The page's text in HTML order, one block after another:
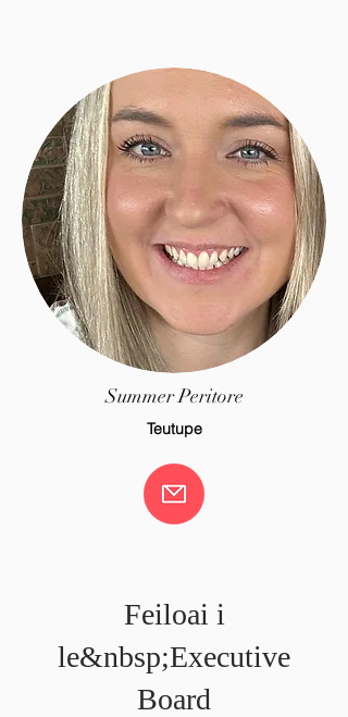
Summer Peritore
Teutupe
Feiloai i
le&nbsp;Executive
Board